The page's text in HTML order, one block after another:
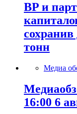
BP и
тонн
Медиа
16:00 6